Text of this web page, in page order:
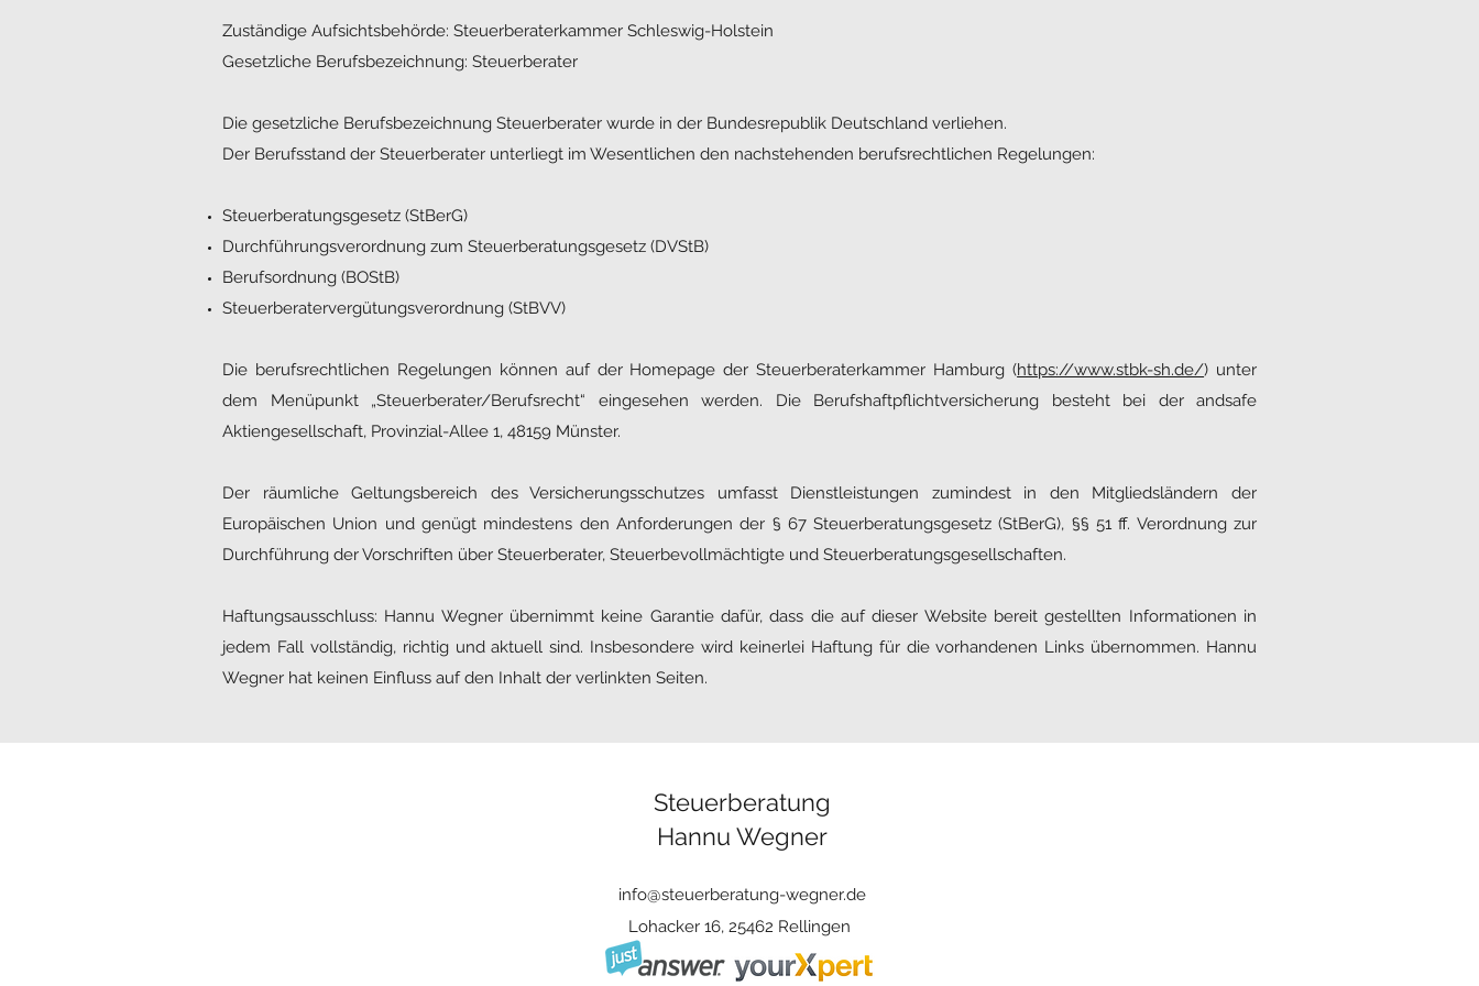
Zuständige Aufsichtsbehörde: Steuerberaterkammer Schleswig-Holstein
Gesetzliche Berufsbezeichnung: Steuerberater
Die gesetzliche Berufsbezeichnung Steuerberater wurde in der Bundesrepublik Deutschland verliehen.
Der Berufsstand der Steuerberater unterliegt im Wesentlichen den nachstehenden berufsrechtlichen Regelungen:
Steuerberatungsgesetz (StBerG)
Durchführungsverordnung zum Steuerberatungsgesetz (DVStB)
Berufsordnung (BOStB)
Steuerberatervergütungsverordnung (StBVV)
Die berufsrechtlichen Regelungen können auf der Homepage der Steuerberaterkammer Hamburg (https://www.stbk-sh.de/) unter
dem Menüpunkt „Steuerberater/Berufsrecht“ eingesehen werden. Die Berufshaftpflichtversicherung besteht bei der andsafe
Aktiengesellschaft, Provinzial-Allee 1, 48159 Münster.
Der räumliche Geltungsbereich des Versicherungsschutzes umfasst Dienstleistungen zumindest in den Mitgliedsländern der
Europäischen Union und genügt mindestens den Anforderungen der § 67 Steuerberatungsgesetz (StBerG), §§ 51 ff. Verordnung zur
Durchführung der Vorschriften über Steuerberater, Steuerbevollmächtigte und Steuerberatungsgesellschaften.
Haftungsausschluss: Hannu Wegner übernimmt keine Garantie dafür, dass die auf dieser Website bereit gestellten Informationen in
jedem Fall vollständig, richtig und aktuell sind. Insbesondere wird keinerlei Haftung für die vorhandenen Links übernommen. Hannu
Wegner hat keinen Einfluss auf den Inhalt der verlinkten Seiten.
Steuerberatung
Hannu Wegner
info@steuerberatung-wegner.de
Lohacker 16, 25462 Rellingen